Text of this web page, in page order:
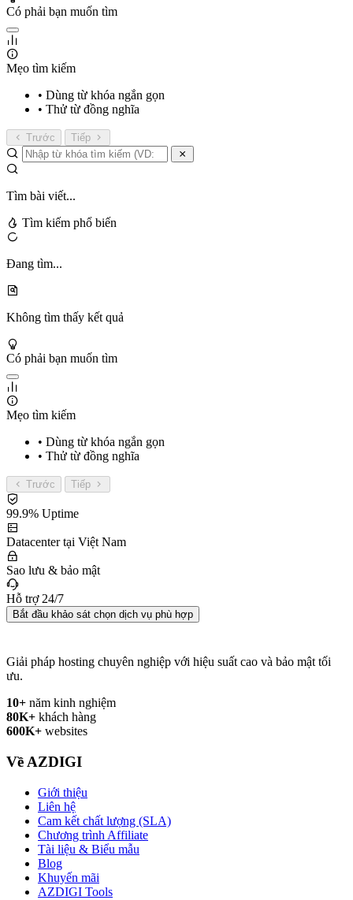
Có phải bạn muốn tìm
Mẹo tìm kiếm
• Dùng từ khóa ngắn gọn
• Thử từ đồng nghĩa
Trước Tiếp
Tìm bài viết...
Tìm kiếm phổ biến
Đang tìm...
Không tìm thấy kết quả
Có phải bạn muốn tìm
Mẹo tìm kiếm
• Dùng từ khóa ngắn gọn
• Thử từ đồng nghĩa
Trước Tiếp
99.9% Uptime
Datacenter tại Việt Nam
Sao lưu & bảo mật
Hỗ trợ 24/7
Bắt đầu khảo sát chọn dịch vụ phù hợp
Giải pháp hosting chuyên nghiệp với hiệu suất cao và bảo mật tối
ưu.
10+ năm kinh nghiệm
80K+ khách hàng
600K+ websites
Về AZDIGI
Giới thiệu
Liên hệ
Cam kết chất lượng (SLA)
Chương trình Affiliate
Tài liệu & Biểu mẫu
Blog
Khuyến mãi
AZDIGI Tools